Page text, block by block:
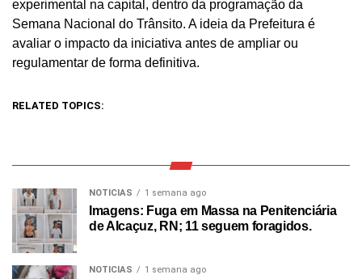
experimental na capital, dentro da programação da
Semana Nacional do Trânsito. A ideia da Prefeitura é
avaliar o impacto da iniciativa antes de ampliar ou
regulamentar de forma definitiva.
RELATED TOPICS:
NOTICIAS 1 semana ago
Imagens: Fuga em Massa na Penitenciária
de Alcaçuz, RN; 11 seguem foragidos.
NOTICIAS 1 semana ago